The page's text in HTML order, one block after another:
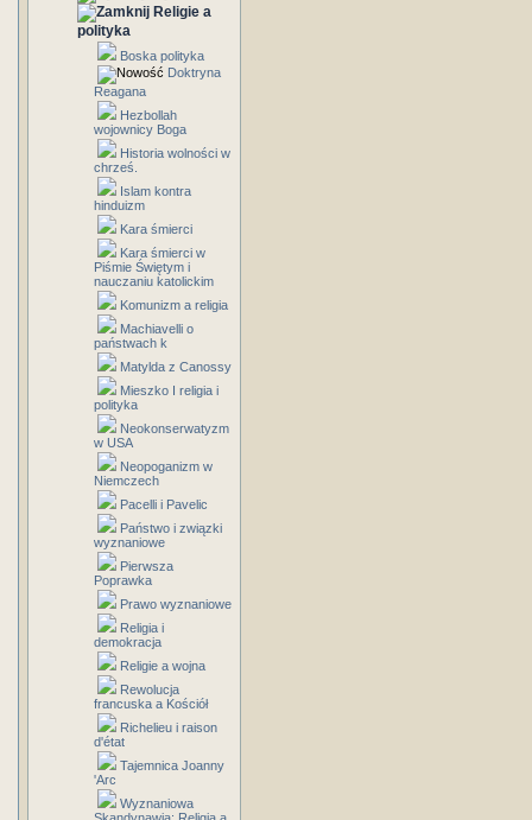
Religie a
polityka
Boska polityka
Doktryna
Reagana
Hezbollah
wojownicy Boga
Historia wolności w
chrześ.
Islam kontra
hinduizm
Kara śmierci
Kara śmierci w
Piśmie Świętym i
nauczaniu katolickim
Komunizm a religia
Machiavelli o
państwach k
Matylda z Canossy
Mieszko I religia i
polityka
Neokonserwatyzm
w USA
Neopoganizm w
Niemczech
Pacelli i Pavelic
Państwo i związki
wyznaniowe
Pierwsza
Poprawka
Prawo wyznaniowe
Religia i
demokracja
Religie a wojna
Rewolucja
francuska a Kościół
Richelieu i raison
d'état
Tajemnica Joanny
'Arc
Wyznaniowa